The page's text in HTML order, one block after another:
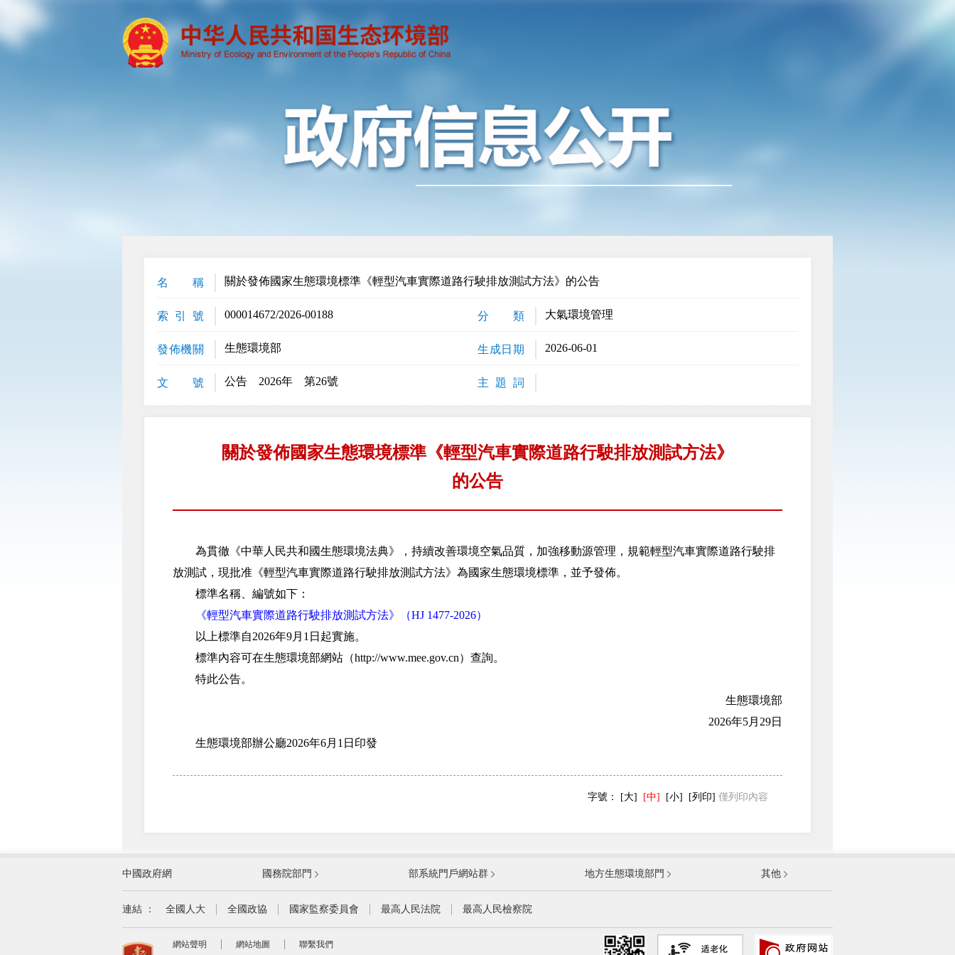
名 稱 關於發佈國家生態環境標準《輕型汽車實際道路行駛排放測試方法》的公告
索 引 號 000014672/2026-00188 分 類 大氣環境管理
發佈機關 生態環境部 生成日期 2026-06-01
文 號 公告 2026年 第26號 主 題 詞
關於發佈國家生態環境標準《輕型汽車實際道路行駛排放測試方法》
的公告
為貫徹《中華人民共和國生態環境法典》，持續改善環境空氣品質，加強移動源管理，規範輕型汽車實際道路行駛排
放測試，現批准《輕型汽車實際道路行駛排放測試方法》為國家生態環境標準，並予發佈。
標準名稱、編號如下：
《輕型汽車實際道路行駛排放測試方法》（HJ 1477-2026）
以上標準自2026年9月1日起實施。
標準內容可在生態環境部網站（http://www.mee.gov.cn）查詢。
特此公告。
生態環境部
2026年5月29日
生態環境部辦公廳2026年6月1日印發
字號： [大] [中] [小] [列印] 僅列印內容
外交部 國防部
國家發展和改革委員會
國家民族事務委員會
公安部
司法部
財政部
人力資源和社會保障部
自然資源部
住房和城鄉建設部
中國政府網 國務院部門 部系統門戶網站群 地方生態環境部門 其他
連結 ： 全國人大 全國政協 國家監察委員會 最高人民法院 最高人民檢察院
網站聲明 網站地圖 聯繫我們